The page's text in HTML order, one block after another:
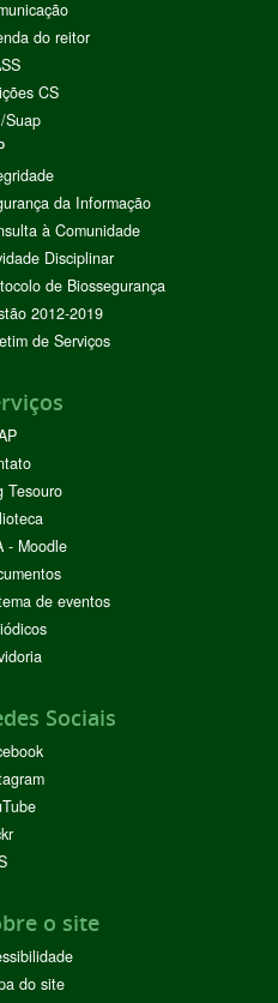
do reitor
CS
Suap
da Informação
à Comunidade
Disciplinar
de Biossegurança
2012-2019
de Serviços
Tesouro
- Moodle
de eventos
Sociais
o site
do site